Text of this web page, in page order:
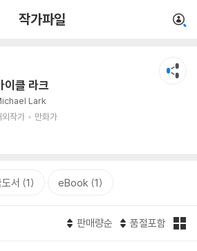
작가파일
이클 라크
Lark
외작가
만화가
서 (1) eBook (1)
판매량순 품절포함